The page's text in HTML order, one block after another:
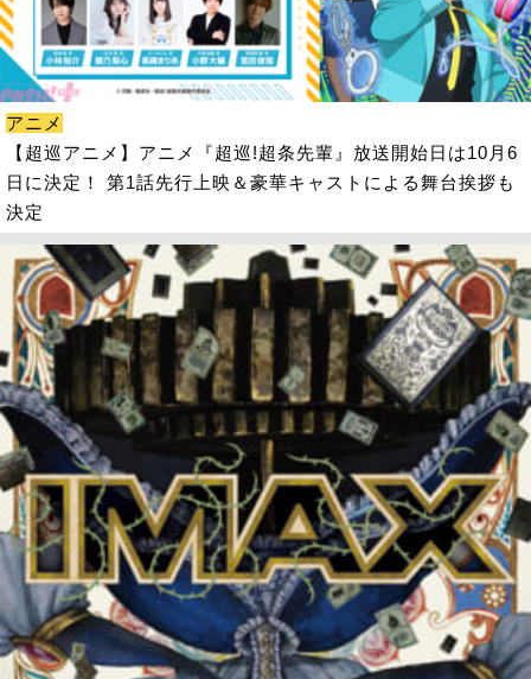
アニメ
【超巡アニメ】アニメ『超巡!超条先輩』放送開始日は10月6
日に決定！ 第1話先行上映＆豪華キャストによる舞台挨拶も
決定